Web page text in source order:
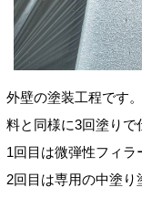
外壁の塗装工程です。
料と同様に3回塗りで
1回目は微弾性フィラ
2回目は専用の中塗り